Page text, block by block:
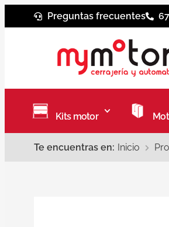
Preguntas frecuentes
Kits motor
Te encuentras en: Inicio